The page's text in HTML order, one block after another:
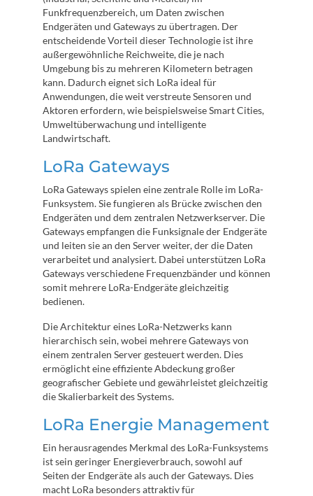
Funkfrequenzbereich, um Daten zwischen
Endgeräten und Gateways zu übertragen. Der
entscheidende Vorteil dieser Technologie ist ihre
außergewöhnliche Reichweite, die je nach
Umgebung bis zu mehreren Kilometern betragen
kann. Dadurch eignet sich LoRa ideal für
Anwendungen, die weit verstreute Sensoren und
Aktoren erfordern, wie beispielsweise Smart Cities,
Umweltüberwachung und intelligente
Landwirtschaft.
LoRa Gateways
LoRa Gateways spielen eine zentrale Rolle im LoRa-
Funksystem. Sie fungieren als Brücke zwischen den
Endgeräten und dem zentralen Netzwerkserver. Die
Gateways empfangen die Funksignale der Endgeräte
und leiten sie an den Server weiter, der die Daten
verarbeitet und analysiert. Dabei unterstützen LoRa
Gateways verschiedene Frequenzbänder und können
somit mehrere LoRa-Endgeräte gleichzeitig
bedienen.
Die Architektur eines LoRa-Netzwerks kann
hierarchisch sein, wobei mehrere Gateways von
einem zentralen Server gesteuert werden. Dies
ermöglicht eine effiziente Abdeckung großer
geografischer Gebiete und gewährleistet gleichzeitig
die Skalierbarkeit des Systems.
LoRa Energie Management
Ein herausragendes Merkmal des LoRa-Funksystems
ist sein geringer Energieverbrauch, sowohl auf
Seiten der Endgeräte als auch der Gateways. Dies
macht LoRa besonders attraktiv für